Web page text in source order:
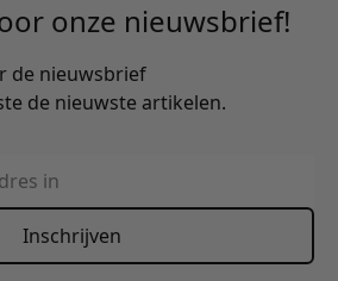
onze nieuwsbrief!
de nieuwsbrief
de nieuwste artikelen.
Inschrijven